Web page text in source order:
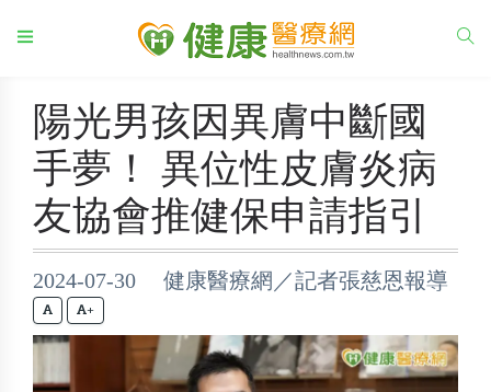
陽光男孩因異膚中斷國
手夢！ 異位性皮膚炎病
友協會推健保申請指引
2024-07-30 健康醫療網／記者張慈恩報導
+